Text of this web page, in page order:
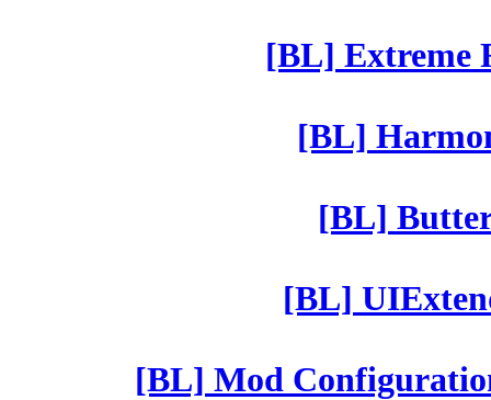
[BL] Extreme
[BL]
[BL]
[BL]
[BL] Mod